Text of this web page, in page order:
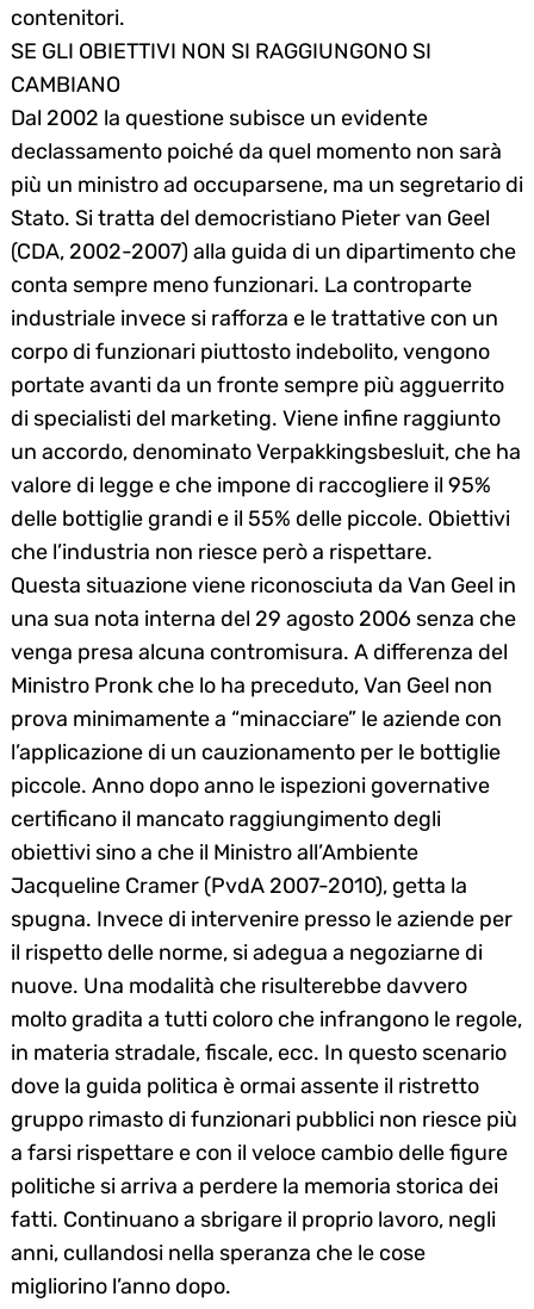
contenitori.
SE GLI OBIETTIVI NON SI RAGGIUNGONO SI
CAMBIANO
Dal 2002 la questione subisce un evidente
declassamento poiché da quel momento non sarà
più un ministro ad occuparsene, ma un segretario di
Stato. Si tratta del democristiano Pieter van Geel
(CDA, 2002-2007) alla guida di un dipartimento che
conta sempre meno funzionari. La controparte
industriale invece si rafforza e le trattative con un
corpo di funzionari piuttosto indebolito, vengono
portate avanti da un fronte sempre più agguerrito
di specialisti del marketing. Viene infine raggiunto
un accordo, denominato Verpakkingsbesluit, che ha
valore di legge e che impone di raccogliere il 95%
delle bottiglie grandi e il 55% delle piccole. Obiettivi
che l’industria non riesce però a rispettare.
Questa situazione viene riconosciuta da Van Geel in
una sua nota interna del 29 agosto 2006 senza che
venga presa alcuna contromisura. A differenza del
Ministro Pronk che lo ha preceduto, Van Geel non
prova minimamente a “minacciare” le aziende con
l’applicazione di un cauzionamento per le bottiglie
piccole. Anno dopo anno le ispezioni governative
certificano il mancato raggiungimento degli
obiettivi sino a che il Ministro all’Ambiente
Jacqueline Cramer (PvdA 2007-2010), getta la
spugna. Invece di intervenire presso le aziende per
il rispetto delle norme, si adegua a negoziarne di
nuove. Una modalità che risulterebbe davvero
molto gradita a tutti coloro che infrangono le regole,
in materia stradale, fiscale, ecc. In questo scenario
dove la guida politica è ormai assente il ristretto
gruppo rimasto di funzionari pubblici non riesce più
a farsi rispettare e con il veloce cambio delle figure
politiche si arriva a perdere la memoria storica dei
fatti. Continuano a sbrigare il proprio lavoro, negli
anni, cullandosi nella speranza che le cose
migliorino l’anno dopo.
Search
for: